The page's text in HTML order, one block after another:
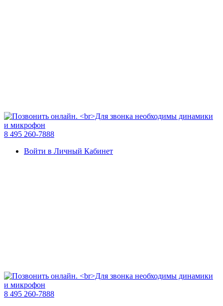
8 495 260-7888
Войти в Личный Кабинет
8 495 260-7888